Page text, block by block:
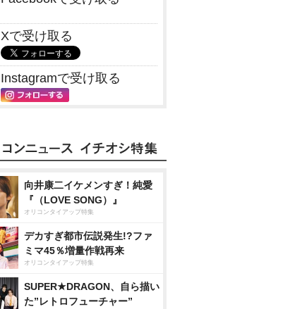
Xで受け取る
Instagramで受け取る
向井康二イケメンすぎ！純愛
『（LOVE SONG）』
オリコンタイアップ特集
デカすぎ都市伝説発生!?ファ
ミマ45％増量作戦再来
オリコンタイアップ特集
SUPER★DRAGON、自ら描い
た”レトロフューチャー”